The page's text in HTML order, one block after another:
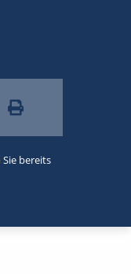
bereits